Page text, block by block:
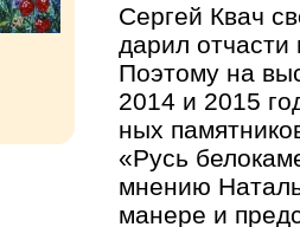
Сер­гей Квач
да­рил
По­это­му на
2014 и 2015
ных
«Русь
мне­нию
ма­не­ре и